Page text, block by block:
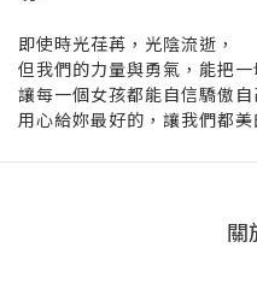
即使時光荏苒，光陰流逝，
但我們的力量與勇氣，能把一
讓每一個女孩都能自信驕傲自
用心給妳最好的，讓我們都美
關